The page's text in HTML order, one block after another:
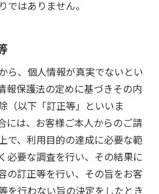
ではありません。
ら、個人情報が真実でないとい
報保護法の定めに基づきその内
（以下「訂正等」といいま
には、お客様ご本人からのご請
で、利用目的の達成に必要な範
必要な調査を行い、その結果に
の訂正等を行い、その旨をお客
を行わない旨の決定をしたとき